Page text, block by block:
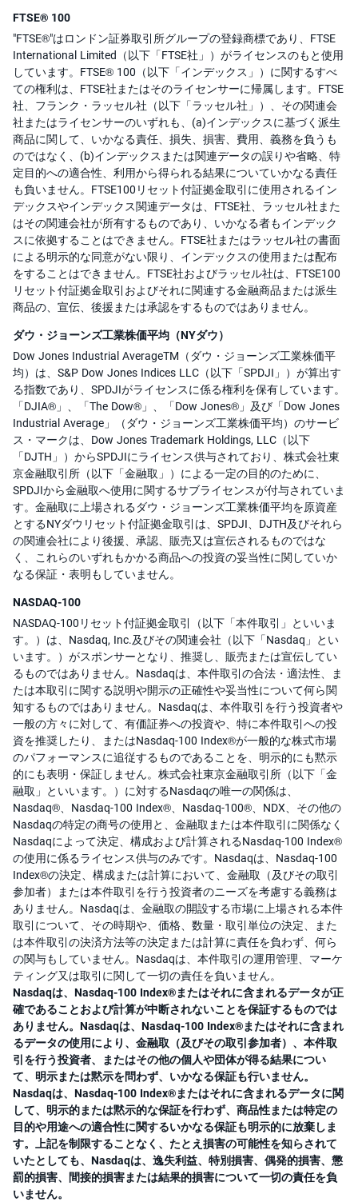
FTSE® 100
"FTSE®"はロンドン証券取引所グループの登録商標であり、FTSE
International Limited（以下「FTSE社」）がライセンスのもと使用
しています。FTSE® 100（以下「インデックス」）に関するすべ
ての権利は、FTSE社またはそのライセンサーに帰属します。FTSE
社、フランク・ラッセル社（以下「ラッセル社」）、その関連会
社またはライセンサーのいずれも、(a)インデックスに基づく派生
商品に関して、いかなる責任、損失、損害、費用、義務を負うも
のではなく、(b)インデックスまたは関連データの誤りや省略、特
定目的への適合性、利用から得られる結果についていかなる責任
も負いません。FTSE100リセット付証拠金取引に使用されるイン
デックスやインデックス関連データは、FTSE社、ラッセル社また
はその関連会社が所有するものであり、いかなる者もインデック
スに依拠することはできません。FTSE社またはラッセル社の書面
による明示的な同意がない限り、インデックスの使用または配布
をすることはできません。FTSE社およびラッセル社は、FTSE100
リセット付証拠金取引およびそれに関連する金融商品または派生
商品の、宣伝、後援または承認をするものではありません。
ダウ・ジョーンズ工業株価平均（NYダウ）
Dow Jones Industrial AverageTM（ダウ・ジョーンズ工業株価平
均）は、S&P Dow Jones Indices LLC（以下「SPDJI」）が算出す
る指数であり、SPDJIがライセンスに係る権利を保有しています。
「DJIA®」、「The Dow®」、「Dow Jones®」及び「Dow Jones
Industrial Average」（ダウ・ジョーンズ工業株価平均）のサービ
ス・マークは、Dow Jones Trademark Holdings, LLC（以下
「DJTH」）からSPDJIにライセンス供与されており、株式会社東
京金融取引所（以下「金融取」）による一定の目的のために、
SPDJIから金融取へ使用に関するサブライセンスが付与されていま
す。金融取に上場されるダウ・ジョーンズ工業株価平均を原資産
とするNYダウリセット付証拠金取引は、SPDJI、DJTH及びそれら
の関連会社により後援、承認、販売又は宣伝されるものではな
く、これらのいずれもかかる商品への投資の妥当性に関していか
なる保証・表明もしていません。
NASDAQ-100
NASDAQ-100リセット付証拠金取引（以下「本件取引」といいま
す。）は、Nasdaq, Inc.及びその関連会社（以下「Nasdaq」とい
います。）がスポンサーとなり、推奨し、販売または宣伝してい
るものではありません。Nasdaqは、本件取引の合法・適法性、ま
たは本取引に関する説明や開示の正確性や妥当性について何ら関
知するものではありません。Nasdaqは、本件取引を行う投資者や
一般の方々に対して、有価証券への投資や、特に本件取引への投
資を推奨したり、またはNasdaq-100 Index®が一般的な株式市場
のパフォーマンスに追従するものであることを、明示的にも黙示
的にも表明・保証しません。株式会社東京金融取引所（以下「金
融取」といいます。）に対するNasdaqの唯一の関係は、
Nasdaq®、Nasdaq-100 Index®、Nasdaq-100®、NDX、その他の
Nasdaqの特定の商号の使用と、金融取または本件取引に関係なく
Nasdaqによって決定、構成および計算されるNasdaq-100 Index®
の使用に係るライセンス供与のみです。Nasdaqは、Nasdaq-100
Index®の決定、構成または計算において、金融取（及びその取引
参加者）または本件取引を行う投資者のニーズを考慮する義務は
ありません。Nasdaqは、金融取の開設する市場に上場される本件
取引について、その時期や、価格、数量・取引単位の決定、また
は本件取引の決済方法等の決定または計算に責任を負わず、何ら
の関与もしていません。Nasdaqは、本件取引の運用管理、マーケ
ティング又は取引に関して一切の責任を負いません。
Nasdaqは、Nasdaq-100 Index®またはそれに含まれるデータが正
確であることおよび計算が中断されないことを保証するものでは
ありません。Nasdaqは、Nasdaq-100 Index®またはそれに含まれ
るデータの使用により、金融取（及びその取引参加者）、本件取
引を行う投資者、またはその他の個人や団体が得る結果につい
て、明示または黙示を問わず、いかなる保証も行いません。
Nasdaqは、Nasdaq-100 Index®またはそれに含まれるデータに関
して、明示的または黙示的な保証を行わず、商品性または特定の
目的や用途への適合性に関するいかなる保証も明示的に放棄しま
す。上記を制限することなく、たとえ損害の可能性を知らされて
いたとしても、Nasdaqは、逸失利益、特別損害、偶発的損害、懲
罰的損害、間接的損害または結果的損害について一切の責任を負
いません。